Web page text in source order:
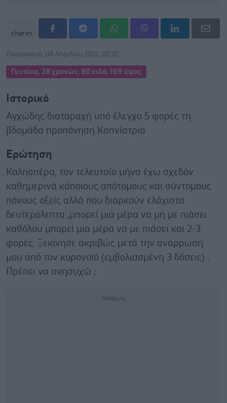
shares
Παρασκευή, 08 Απριλίου 2022, 02:20
Γυναίκα, 28 χρονών, 80 κιλά, 169 ύψος
Ιστορικό
Αγχώδης διαταραχή υπό έλεγχο 5 φορές τη
βδομάδα προπόνηση Καπνίστρια
Ερώτηση
Καλησπέρα, τον τελευταίο μήνα έχω σχεδόν
καθημερινά κάποιους απότομους και σύντομους
πόνους οξείς αλλά που διαρκούν ελάχιστα
δευτερόλεπτα ,μπορεί μια μέρα να μη με πιάσει
καθόλου μπορεί μια μέρα να με πιάσει και 2-3
φορές. Ξεκίνησε ακριβώς μετά την ανάρρωση
μου από τον κορονοϊό (εμβολιασμένη 3 δόσεις) .
Πρέπει να ανησυχώ ;